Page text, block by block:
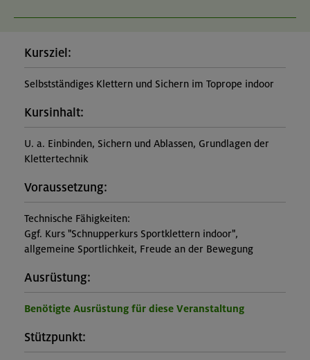
Kursziel:
Selbstständiges Klettern und Sichern im Toprope indoor
Kursinhalt:
U. a. Einbinden, Sichern und Ablassen, Grundlagen der
Klettertechnik
Voraussetzung:
Technische Fähigkeiten:
Ggf. Kurs "Schnupperkurs Sportklettern indoor",
allgemeine Sportlichkeit, Freude an der Bewegung
Ausrüstung:
Benötigte Ausrüstung für diese Veranstaltung
Stützpunkt: